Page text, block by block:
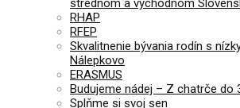
RHAP
RFEP
Skvalitnenie bývania rodín s
Nálepkovo
ERASMUS
Budujeme nádej – Z chatrče do
Splňme si svoj sen